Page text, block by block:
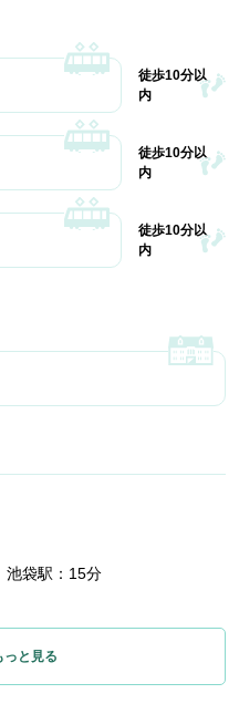
徒歩10分以
内
徒歩10分以
内
徒歩10分以
内
袋駅：15分
っと見る